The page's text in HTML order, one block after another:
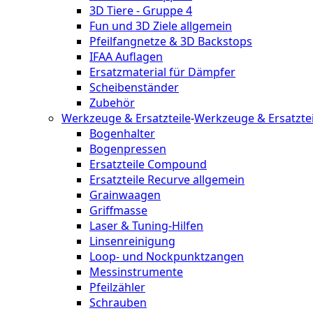
3D Tiere - Gruppe 4
Fun und 3D Ziele allgemein
Pfeilfangnetze & 3D Backstops
IFAA Auflagen
Ersatzmaterial für Dämpfer
Scheibenständer
Zubehör
Werkzeuge & Ersatzteile-Werkzeuge &
Bogenhalter
Bogenpressen
Ersatzteile Compound
Ersatzteile Recurve allgemein
Grainwaagen
Griffmasse
Laser & Tuning-Hilfen
Linsenreinigung
Loop- und Nockpunktzangen
Messinstrumente
Pfeilzähler
Schrauben